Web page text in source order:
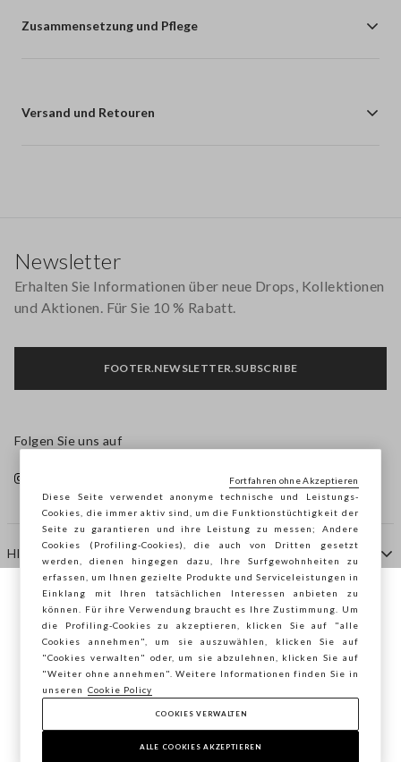
Zusammensetzung und Pflege
Versand und Retouren
HILFE
AGENTUR
KONTAKTE
Newsletter
Erhalten Sie Informationen über neue Drops, Kollektionen
und Aktionen. Für Sie 10 % Rabatt.
FOOTER.NEWSLETTER.SUBSCRIBE
Folgen Sie uns auf
Copyright © Ovs S.p.A. MwSt.-Nr. 04240010274 - Kap.
Kap. 290.923.470 -2.4.0
Sie surfen auf der Seite von STEFANEL
Österreich, möchten Sie Ihren Standort
speichern?
BESTÄTIGEN
Diese Seite verwendet anonyme technische und Leistungs-
Cookies, die immer aktiv sind, um die Funktionstüchtigkeit der
Seite zu garantieren und ihre Leistung zu messen; Andere
Cookies (Profiling-Cookies), die auch von Dritten gesetzt
werden, dienen hingegen dazu, Ihre Surfgewohnheiten zu
erfassen, um Ihnen gezielte Produkte und Serviceleistungen in
Einklang mit Ihren tatsächlichen Interessen anbieten zu
können. Für ihre Verwendung braucht es Ihre Zustimmung. Um
die Profiling-Cookies zu akzeptieren, klicken Sie auf "alle
Cookies annehmen", um sie auszuwählen, klicken Sie auf
"Cookies verwalten" oder, um sie abzulehnen, klicken Sie auf
"Weiter ohne annehmen". Weitere Informationen finden Sie in
unseren
Cookie Policy
COOKIES VERWALTEN
ALLE COOKIES AKZEPTIEREN
Fortfahren ohne Akzeptieren